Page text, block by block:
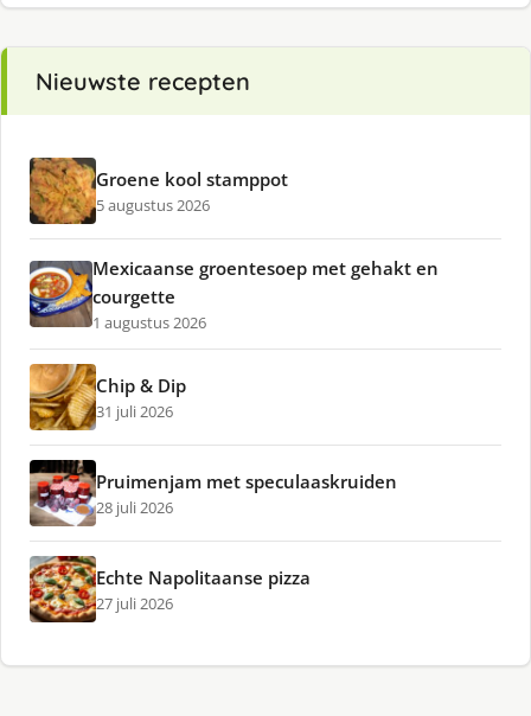
Nieuwste recepten
Groene kool stamppot
5 augustus 2026
Mexicaanse groentesoep met gehakt en
courgette
1 augustus 2026
Chip & Dip
31 juli 2026
Pruimenjam met speculaaskruiden
28 juli 2026
Echte Napolitaanse pizza
27 juli 2026